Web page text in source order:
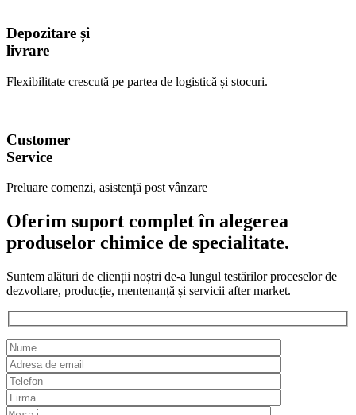
Depozitare și
livrare
Flexibilitate crescută pe partea de logistică și stocuri.
Customer
Service
Preluare comenzi, asistență post vânzare
Oferim suport complet în alegerea
produselor chimice de specialitate.
Suntem alături de clienții noștri de-a lungul testărilor proceselor de
dezvoltare, producție, mentenanță și servicii after market.